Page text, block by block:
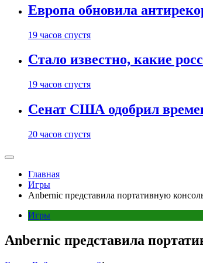
Европа обновила
19 часов спустя
Стало известно, какие
19 часов спустя
Сенат США одобрил
20 часов спустя
Главная
Игры
Anbernic представила портативную
Игры
Anbernic представила